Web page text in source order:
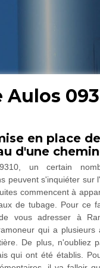
en place
d'une
un certain
peuvent s'inquiéter sur
commencent à
de tubage. Pour ce
vous adresser à
qui a plusieurs
De plus, n'oubliez
qui ont été établis.